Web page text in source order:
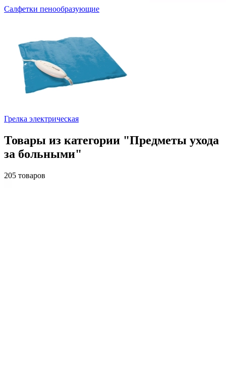
Салфетки пенообразующие
Грелка электрическая
Товары из категории "Предметы ухода
за больными"
205 товаров